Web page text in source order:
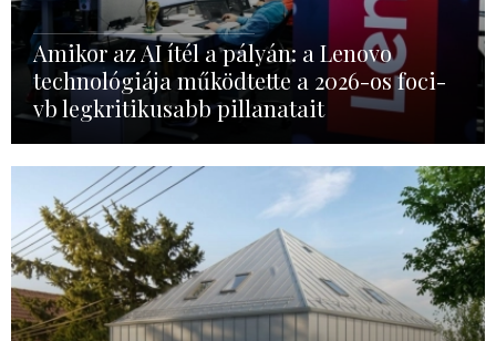
Amikor az AI ítél a pályán: a Lenovo
technológiája működtette a 2026-os foci-
vb legkritikusabb pillanatait